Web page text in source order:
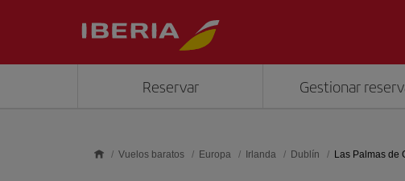
Reservar Gestionar
Vuelos baratos Europa Irlanda Dublín Las Palmas de